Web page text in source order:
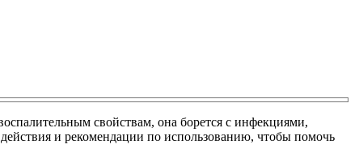
свойствам, она борется с инфекциями,
и рекомендации по использованию, чтобы помочь